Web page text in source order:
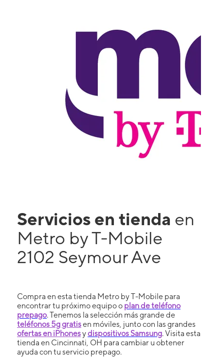
Servicios en tienda en
Metro by T-Mobile
2102 Seymour Ave
Compra en esta tienda Metro by T-Mobile para
encontrar tu próximo equipo o plan de teléfono
prepago. Tenemos la selección más grande de
teléfonos 5g gratisen móviles, junto con las grandes
ofertas en iPhonesydispositivos Samsung. Visita esta
tienda en Cincinnati, OH para cambiar u obtener
ayuda con tu servicio prepago.